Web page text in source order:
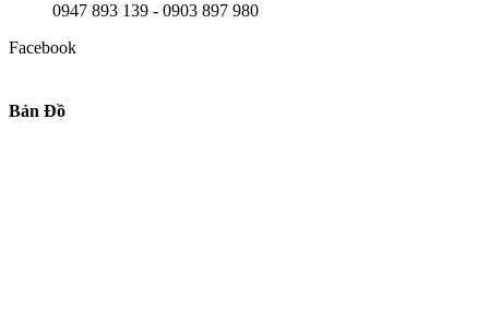
0947 893 139 - 0903 897 980
Facebook
Bản Đồ